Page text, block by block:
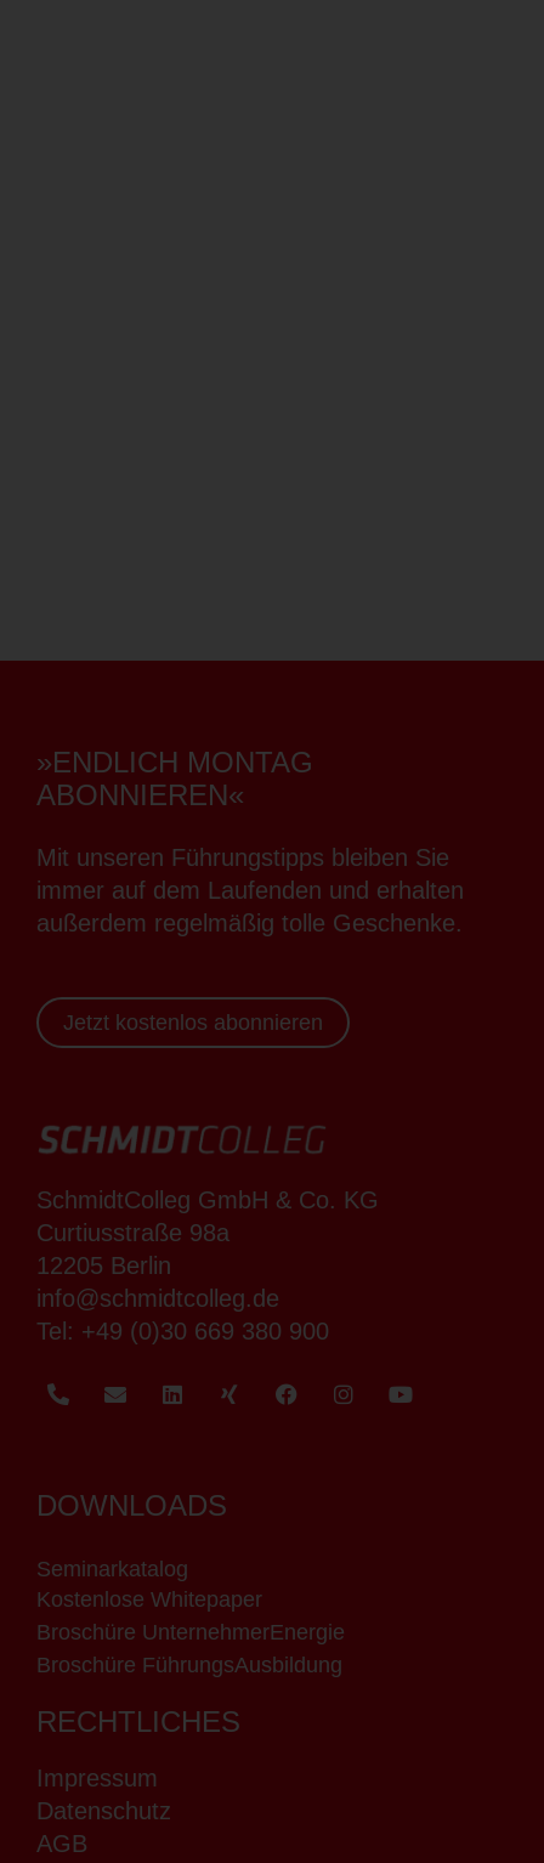
»ENDLICH MONTAG
ABONNIEREN«
Mit unseren Führungstipps bleiben Sie
immer auf dem Laufenden und erhalten
außerdem regelmäßig tolle Geschenke.
Jetzt kostenlos abonnieren
SchmidtColleg GmbH & Co. KG
Curtiusstraße 98a
12205 Berlin
info@schmidtcolleg.de
Tel: +49 (0)30 669 380 900
DOWNLOADS
Seminarkatalog
Kostenlose Whitepaper
Broschüre UnternehmerEnergie
Broschüre FührungsAusbildung
RECHTLICHES
Impressum
Datenschutz
AGB